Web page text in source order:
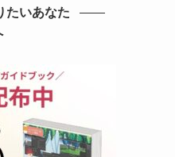
たいあなた